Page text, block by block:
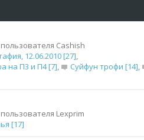
Cashish
12.06.2010 [27],
на П3 и П4 [7], Суйфун трофи [14],
Lexprim
[17]